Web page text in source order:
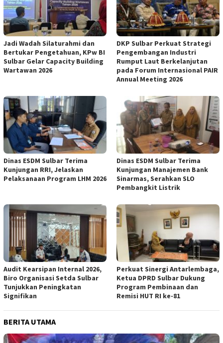
Jadi Wadah Silaturahmi dan
Bertukar Pengetahuan, KPw BI
Sulbar Gelar Capacity Building
Wartawan 2026
DKP Sulbar Perkuat Strategi
Pengembangan Industri
Rumput Laut Berkelanjutan
pada Forum Internasional PAIR
Annual Meeting 2026
Dinas ESDM Sulbar Terima
Kunjungan RRI, Jelaskan
Pelaksanaan Program LHM 2026
Dinas ESDM Sulbar Terima
Kunjungan Manajemen Bank
Sinarmas, Serahkan SLO
Pembangkit Listrik
Audit Kearsipan Internal 2026,
Biro Organisasi Setda Sulbar
Tunjukkan Peningkatan
Signifikan
Perkuat Sinergi Antarlembaga,
Ketua DPRD Sulbar Dukung
Program Pembinaan dan
Remisi HUT RI ke-81
BERITA UTAMA